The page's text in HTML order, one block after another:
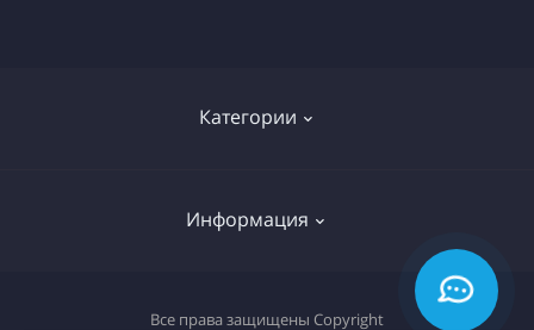
Категории
Информация
Все права защищены Copyright